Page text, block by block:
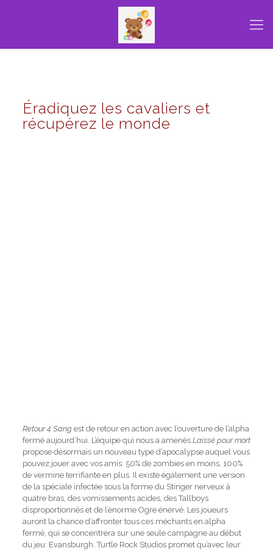
Éradiquez les cavaliers et
récupérez le monde
Retour 4 Sang est de retour en action avec l’ouverture de l’alpha
fermé aujourd’hui. L’équipe qui nous a amenés Laissé pour mort
propose désormais un nouveau type d’apocalypse auquel vous
pouvez jouer avec vos amis: 50% de zombies en moins, 100%
de vermine terrifiante en plus. Il existe également une version
de la spéciale infectée sous la forme du Stinger nerveux à
quatre bras, des vomissements acides, des Tallboys
disproportionnés et de l’énorme Ogre énervé. Les joueurs
auront la chance d’affronter tous ces méchants en alpha
fermé, qui se concentrera sur une seule campagne au début
du jeu: Evansburgh. Turtle Rock Studios promet qu’avec leur